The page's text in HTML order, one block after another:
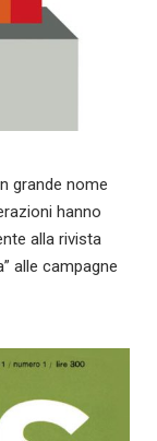
grande nome
hanno
alla rivista
alle campagne